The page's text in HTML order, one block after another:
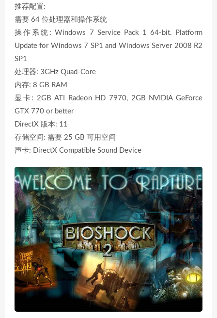
推荐配置:
需要 64 位处理器和操作系统
操作系统: Windows 7 Service Pack 1 64-bit. Platform
Update for Windows 7 SP1 and Windows Server 2008 R2
SP1
处理器: 3GHz Quad-Core
内存: 8 GB RAM
显卡: 2GB ATI Radeon HD 7970, 2GB NVIDIA GeForce
GTX 770 or better
DirectX 版本: 11
存储空间: 需要 25 GB 可用空间
声卡: DirectX Compatible Sound Device